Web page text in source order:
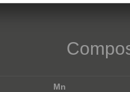
Mn